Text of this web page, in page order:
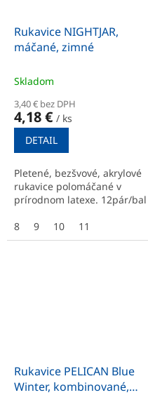
Rukavice NIGHTJAR,
máčané, zimné
Skladom
3,40 € bez DPH
4,18 € / ks
DETAIL
Pletené, bezšvové, akrylové
rukavice polomáčané v
prírodnom latexe. 12pár/bal
8
9 10 11
Rukavice PELICAN Blue
Winter, kombinované,